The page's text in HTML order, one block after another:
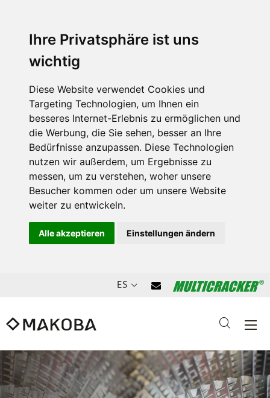
Ihre Privatsphäre ist uns
wichtig
Diese Website verwendet Cookies und
Targeting Technologien, um Ihnen ein
besseres Internet-Erlebnis zu ermöglichen und
die Werbung, die Sie sehen, besser an Ihre
Bedürfnisse anzupassen. Diese Technologien
nutzen wir außerdem, um Ergebnisse zu
messen, um zu verstehen, woher unsere
Besucher kommen oder um unsere Website
weiter zu entwickeln.
Alle akzeptieren Einstellungen ändern
ES